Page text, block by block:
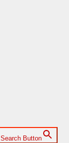
Search Button